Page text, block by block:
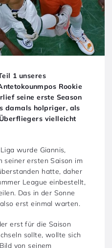
1 unseres
Rookie
seine erste Season
damals holpriger, als
vielleicht
wurde Giannis,
seiner ersten Saison im
hatte, daher
League einbestellt,
Das in der Sonne
erst einmal warten.
erst für die Saison
sollte, wollte sich
von seinem